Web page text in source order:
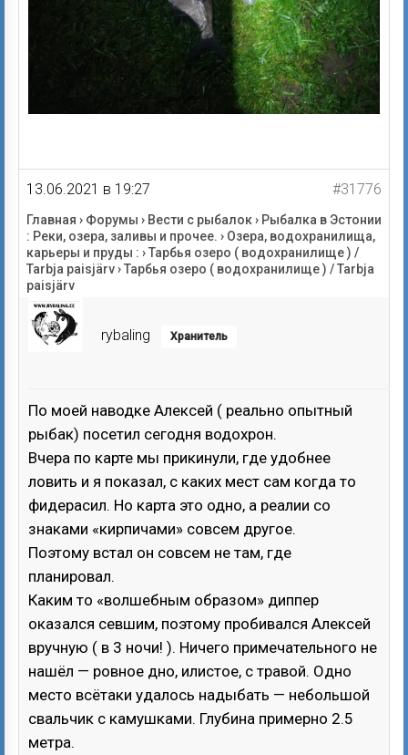
13.06.2021 в 19:27 #31776
Главная › Форумы › Вести с рыбалок› Рыбалка в Эстонии
: Реки, озера, заливы и прочее. › Озера, водохранилища,
карьеры и пруды : ›Тарбья озеро ( водохранилище ) /
Tarbja paisjärv›Тарбья озеро ( водохранилище ) / Tarbja
paisjärv
rybaling Хранитель
По моей наводке Алексей ( реально опытный
рыбак) посетил сегодня водохрон.
Вчера по карте мы прикинули, где удобнее
ловить и я показал, с каких мест сам когда то
фидерасил. Но карта это одно, а реалии со
знаками «кирпичами» совсем другое.
Поэтому встал он совсем не там, где
планировал.
Каким то «волшебным образом» диппер
оказался севшим, поэтому пробивался Алексей
вручную ( в 3 ночи! ). Ничего примечательного не
нашёл — ровное дно, илистое, с травой. Одно
место всётаки удалось надыбать — небольшой
свальчик с камушками. Глубина примерно 2.5
метра.